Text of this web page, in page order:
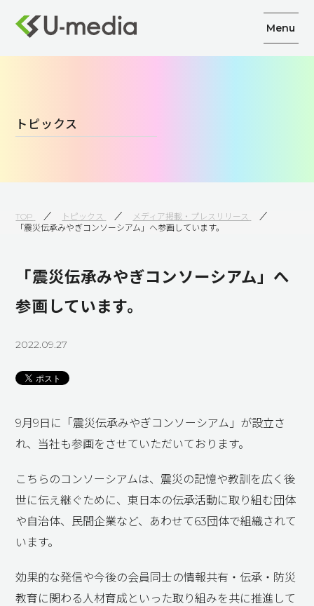
Menu
トピックス
TOP トピックス
メディア掲載・プレスリリース
「震災伝承みやぎコンソーシアム」へ参画しています。
「震災伝承みやぎコンソーシアム」へ
参画しています。
2022.09.27
9月9日に「震災伝承みやぎコンソーシアム」が設立さ
れ、当社も参画をさせていただいております。
こちらのコンソーシアムは、震災の記憶や教訓を広く後
世に伝え継ぐために、東日本の伝承活動に取り組む団体
や自治体、民間企業など、あわせて63団体で組織されて
います。
効果的な発信や今後の会員同士の情報共有・伝承・防災
教育に関わる人材育成といった取り組みを共に推進して